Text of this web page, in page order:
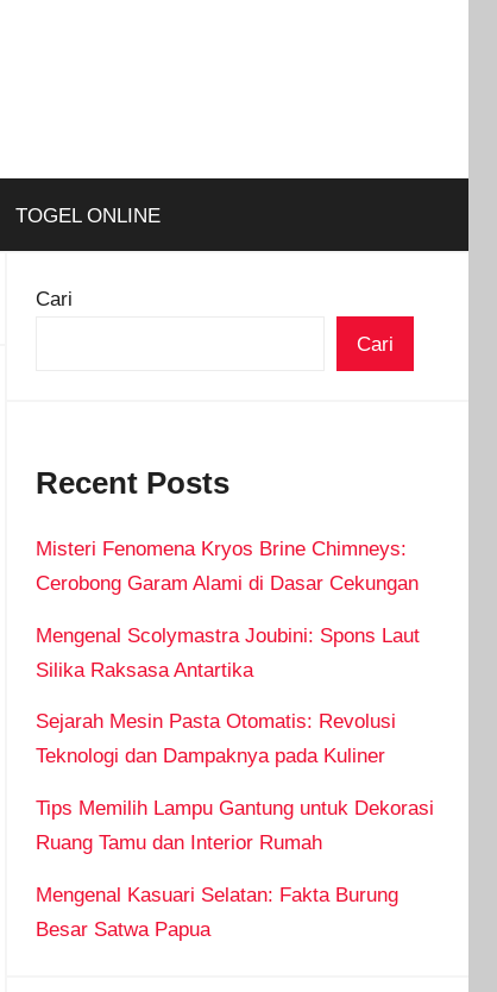
TOGEL ONLINE
Cari
Cari
Recent Posts
Misteri Fenomena Kryos Brine Chimneys:
Cerobong Garam Alami di Dasar Cekungan
Mengenal Scolymastra Joubini: Spons Laut
Silika Raksasa Antartika
Sejarah Mesin Pasta Otomatis: Revolusi
Teknologi dan Dampaknya pada Kuliner
Tips Memilih Lampu Gantung untuk Dekorasi
Ruang Tamu dan Interior Rumah
Mengenal Kasuari Selatan: Fakta Burung
Besar Satwa Papua